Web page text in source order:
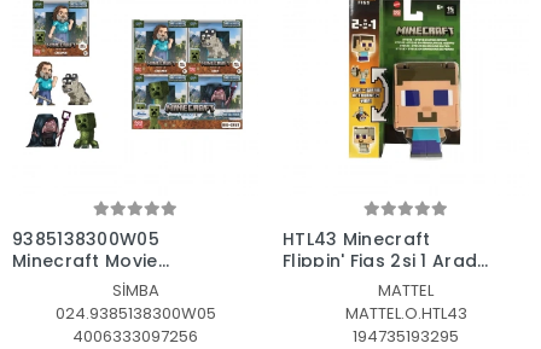
Sepete Ekle
9385138300W05
Minecraft Movie
Figures 2 5 Wave 5
SİMBA
024.9385138300W05
4006333097256
Sepete Ekle
HTL43 Minecraft
Flippin' Figs 2si 1 Arada
MATTEL
MATTEL.O.HTL43
194735193295